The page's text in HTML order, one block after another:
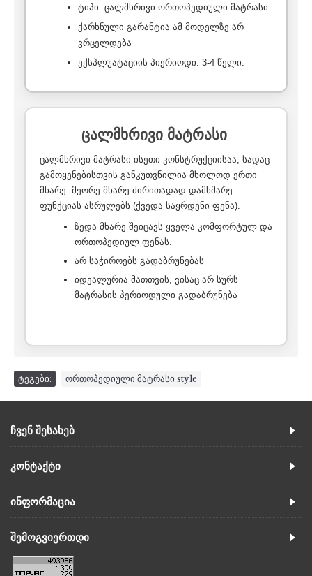
ტიპი: ცალმხრივი ორთოპედიული მატრასი
ქარხნული გარანტია ამ მოდელზე არ
ვრცელდება
ექსპლუატაციის პიერიოდი: 3-4 წელი.
ცალმხრივი მატრასი
ცალმხრივი მატრასი ისეთი კონსტრუქციისაა, სადაც
გამოყენებისთვის განკუთვნილია მხოლოდ ერთი
მხარე. მეორე მხარე ძირითადად დამხმარე
ფუნქციას ასრულებს (ქვედა საყრდენი ფენა).
ზედა მხარე შეიცავს ყველა კომფორტულ და
ორთოპედიულ ფენას.
არ საჭიროებს გადაბრუნებას
იდეალურია მათთვის, ვისაც არ სურს
მატრასის პერიოდული გადაბრუნება
ტეგები: ორთოპედიული მატრასი style
ᲩᲕᲔᲜ ᲨᲔᲡᲐᲮᲔᲑ
ᲙᲝᲜᲢᲐᲥᲢᲘ
ᲘᲜᲤᲝᲠᲛᲐᲪᲘᲐ
ᲨᲔᲛᲝᲒᲕᲘᲔᲠᲗᲓᲘ